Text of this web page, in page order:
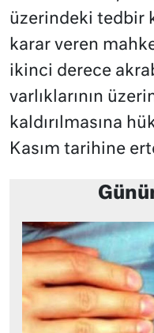
üzerindeki tedbir
karar veren
ikinci derece
varlıklarının
kaldırılmasına
Kasım tarihine